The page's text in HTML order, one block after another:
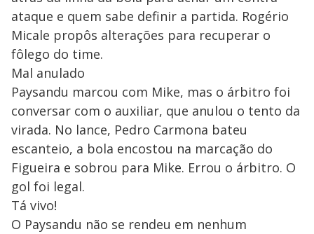
ataque e quem sabe definir a partida. Rogério
Micale propôs alterações para recuperar o
fôlego do time.
Mal anulado
Paysandu marcou com Mike, mas o árbitro foi
conversar com o auxiliar, que anulou o tento da
virada. No lance, Pedro Carmona bateu
escanteio, a bola encostou na marcação do
Figueira e sobrou para Mike. Errou o árbitro. O
gol foi legal.
Tá vivo!
O Paysandu não se rendeu em nenhum